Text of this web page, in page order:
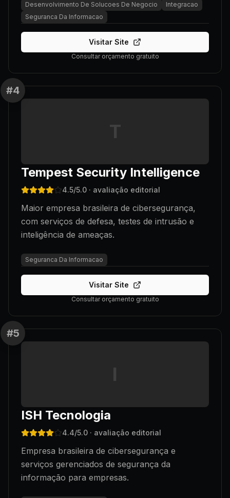
Desenvolvimento De Solucoes De Negocio
Integracao
Seguranca Da Informacao
Visitar Site
Consultar orçamento gratuito
#4
T
Tempest Security Intelligence
4.5/5.0 · avaliação editorial
Maior empresa brasileira de cibersegurança,
com serviços de defesa, testes de intrusão e
inteligência de ameaças.
Seguranca Da Informacao
Visitar Site
Consultar orçamento gratuito
#5
I
ISH Tecnologia
4.4/5.0 · avaliação editorial
Empresa brasileira de cibersegurança e
serviços gerenciados de segurança da
informação para empresas.